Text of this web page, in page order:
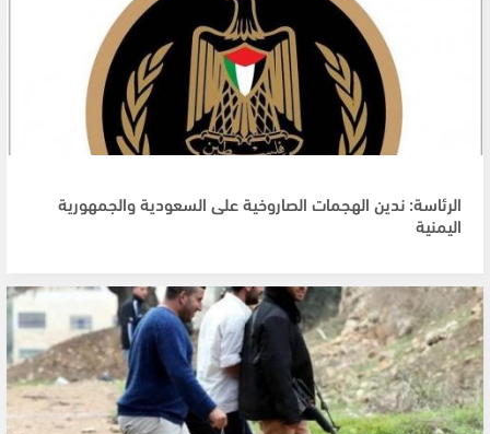
الرئاسة: ندين الهجمات الصاروخية على السعودية والجمهورية
اليمنية